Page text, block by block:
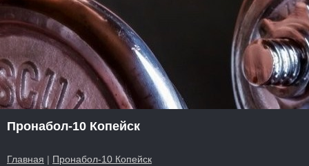
Пронабол-10 Копейск
Главная | Пронабол-10 Копейск